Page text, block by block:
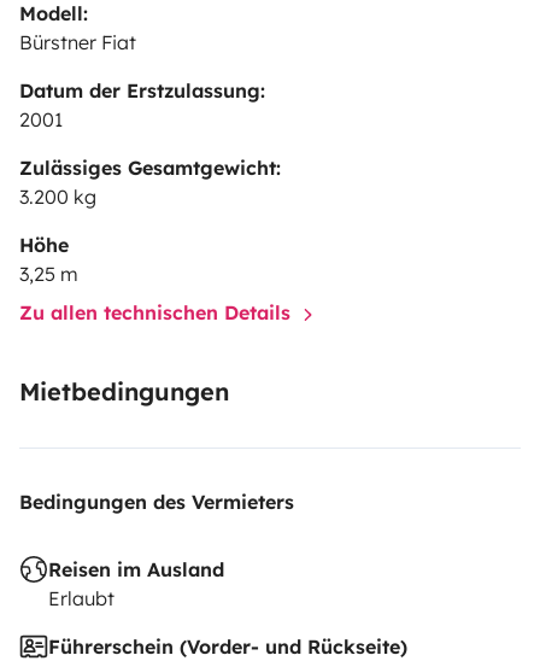
Modell:
Bürstner Fiat
Datum der Erstzulassung:
2001
Zulässiges Gesamtgewicht:
3.200 kg
Höhe
3,25 m
Zu allen technischen Details
Mietbedingungen
Bedingungen des Vermieters
Reisen im Ausland
Erlaubt
Führerschein (Vorder- und Rückseite)